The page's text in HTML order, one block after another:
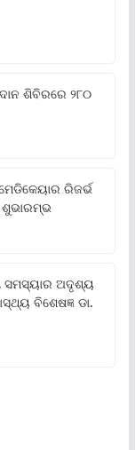
ଶିବିରରେ ୨୮୦
ରିଜର୍ଭ
ସମସ୍ୟାର ଅଦୃଶ୍ୟ
ବିଶେଷଜ୍ଞ ଡା.